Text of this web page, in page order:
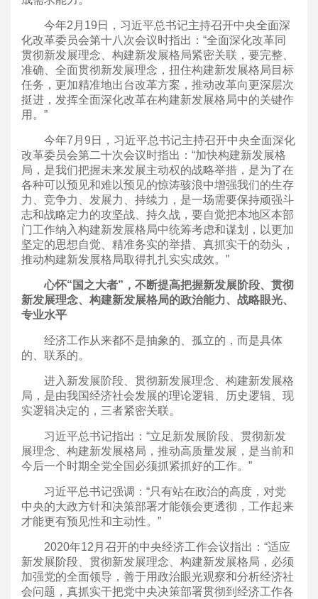
今年2月19日，习近平总书记主持召开中央全面深
化改革委员会第十八次会议时指出：“全面深化改革同
贯彻新发展理念、构建新发展格局紧密关联，要完整、
准确、全面贯彻新发展理念，扭住构建新发展格局目标
任务，更加精准地出台改革方案，推动改革向更深层次
挺进，发挥全面深化改革在构建新发展格局中的关键作
用。”
今年7月9日，习近平总书记主持召开中央全面深化
改革委员会第二十次会议时指出：“加快构建新发展格
局，是我们把握未来发展主动权的战略举措，是为了在
各种可以预见和难以预见的惊涛骇浪中增强我们的生存
力、竞争力、发展力、持续力，是一场需要保持顽强斗
志和战略定力的攻坚战、持久战，要自觉把本地区本部
门工作纳入构建新发展格局中统筹考虑和谋划，以更加
坚定的思想自觉、精准务实的举措、真抓实干的劲头，
推动构建新发展格局取得扎扎实实成效。”
心怀“国之大者”，不断提高把握新发展阶段、贯彻
新发展理念、构建新发展格局的政治能力、战略眼光、
专业水平
经济工作从来都不是抽象的、孤立的，而是具体
的、联系的。
进入新发展阶段、贯彻新发展理念、构建新发展格
局，是由我国经济社会发展的理论逻辑、历史逻辑、现
实逻辑决定的，三者紧密关联。
习近平总书记指出：“立足新发展阶段、贯彻新发
展理念、构建新发展格局，推动高质量发展，是当前和
今后一个时期全党全国必须抓紧抓好的工作。”
习近平总书记强调：“只有站在政治的高度，对党
中央的大政方针和决策部署才能领会更透彻，工作起来
才能更有预见性和主动性。”
2020年12月召开的中央经济工作会议指出：“适应
新发展阶段、贯彻新发展理念、构建新发展格局，必须
加强党的全面领导，善于用政治眼光观察和分析经济社
会问题，真抓实干把党中央决策部署贯彻到经济工作各